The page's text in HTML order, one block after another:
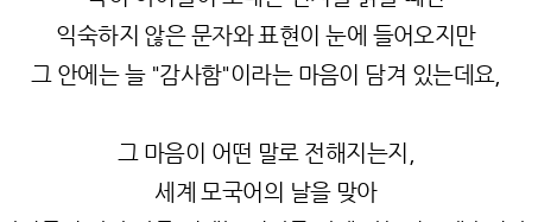
익숙하지 않은 문자와 표현이 눈에 들어오지만
그 안에는 늘 "감사함"이라는 마음이 담겨 있는데요,
그 마음이 어떤 말로 전해지는지,
세계 모국어의 날을 맞아